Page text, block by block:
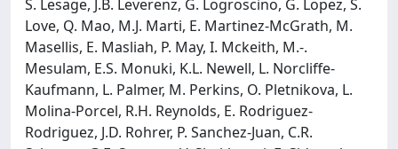
S. Lesage, J.B. Leverenz, G. Logroscino, G. Lopez, S.
Love, Q. Mao, M.J. Marti, E. Martinez-McGrath, M.
Masellis, E. Masliah, P. May, I. Mckeith, M.-.
Mesulam, E.S. Monuki, K.L. Newell, L. Norcliffe-
Kaufmann, L. Palmer, M. Perkins, O. Pletnikova, L.
Molina-Porcel, R.H. Reynolds, E. Rodriguez-
Rodriguez, J.D. Rohrer, P. Sanchez-Juan, C.R.